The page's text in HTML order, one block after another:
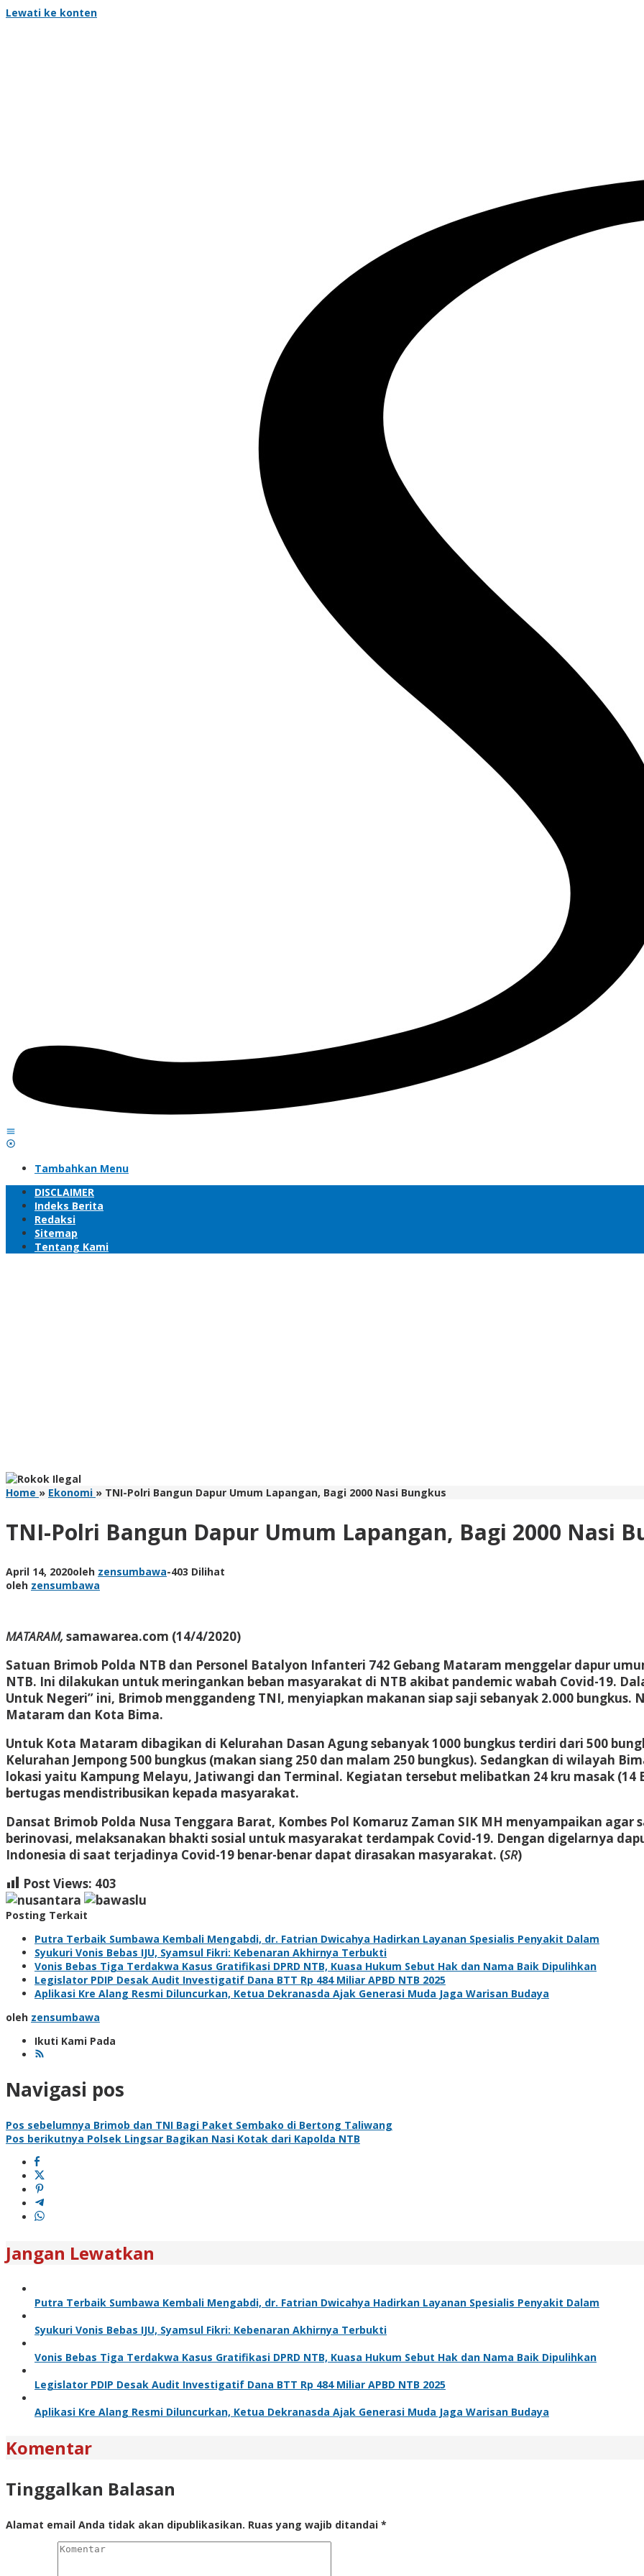
Lewati ke konten
Tambahkan Menu
DISCLAIMER
Indeks Berita
Redaksi
Sitemap
Tentang Kami
Home » Ekonomi » TNI-Polri Bangun Dapur Umum Lapangan, Bagi 2000 Nasi Bungkus
TNI-Polri Bangun Dapur Umum Lapangan, Bagi 2000 Nasi
April 14, 2020oleh zensumbawa-403 Dilihat
oleh zensumbawa
MATARAM, samawarea.com (14/4/2020)
Satuan Brimob Polda NTB dan Personel Batalyon Infanteri 742 Gebang Mataram menggelar dapur
NTB. Ini dilakukan untuk meringankan beban masyarakat di NTB akibat pandemic wabah Covid-19.
Untuk Negeri” ini, Brimob menggandeng TNI, menyiapkan makanan siap saji sebanyak 2.000
Mataram dan Kota Bima.
Untuk Kota Mataram dibagikan di Kelurahan Dasan Agung sebanyak 1000 bungkus terdiri dari 500
Kelurahan Jempong 500 bungkus (makan siang 250 dan malam 250 bungkus). Sedangkan di wilayah
lokasi yaitu Kampung Melayu, Jatiwangi dan Terminal. Kegiatan tersebut melibatkan 24 kru masak (14
bertugas mendistribusikan kepada masyarakat.
Dansat Brimob Polda Nusa Tenggara Barat, Kombes Pol Komaruz Zaman SIK MH menyampaikan agar
berinovasi, melaksanakan bhakti sosial untuk masyarakat terdampak Covid-19. Dengan digelarnya
Indonesia di saat terjadinya Covid-19 benar-benar dapat dirasakan masyarakat. (SR)
Post Views: 403
Posting Terkait
Putra Terbaik Sumbawa Kembali Mengabdi, dr. Fatrian Dwicahya Hadirkan Layanan Spesialis Penyakit Dalam
Syukuri Vonis Bebas IJU, Syamsul Fikri: Kebenaran Akhirnya Terbukti
Vonis Bebas Tiga Terdakwa Kasus Gratifikasi DPRD NTB, Kuasa Hukum Sebut Hak dan Nama Baik Dipulihkan
Legislator PDIP Desak Audit Investigatif Dana BTT Rp 484 Miliar APBD NTB 2025
Aplikasi Kre Alang Resmi Diluncurkan, Ketua Dekranasda Ajak Generasi Muda Jaga Warisan Budaya
oleh zensumbawa
Ikuti Kami Pada
Navigasi pos
Pos sebelumnya Brimob dan TNI Bagi Paket Sembako di Bertong Taliwang
Pos berikutnya Polsek Lingsar Bagikan Nasi Kotak dari Kapolda NTB
Jangan Lewatkan
Putra Terbaik Sumbawa Kembali Mengabdi, dr. Fatrian Dwicahya Hadirkan Layanan Spesialis Penyakit Dalam
Syukuri Vonis Bebas IJU, Syamsul Fikri: Kebenaran Akhirnya Terbukti
Vonis Bebas Tiga Terdakwa Kasus Gratifikasi DPRD NTB, Kuasa Hukum Sebut Hak dan Nama Baik Dipulihkan
Legislator PDIP Desak Audit Investigatif Dana BTT Rp 484 Miliar APBD NTB 2025
Aplikasi Kre Alang Resmi Diluncurkan, Ketua Dekranasda Ajak Generasi Muda Jaga Warisan Budaya
Komentar
Tinggalkan Balasan
Alamat email Anda tidak akan dipublikasikan. Ruas yang wajib ditandai *